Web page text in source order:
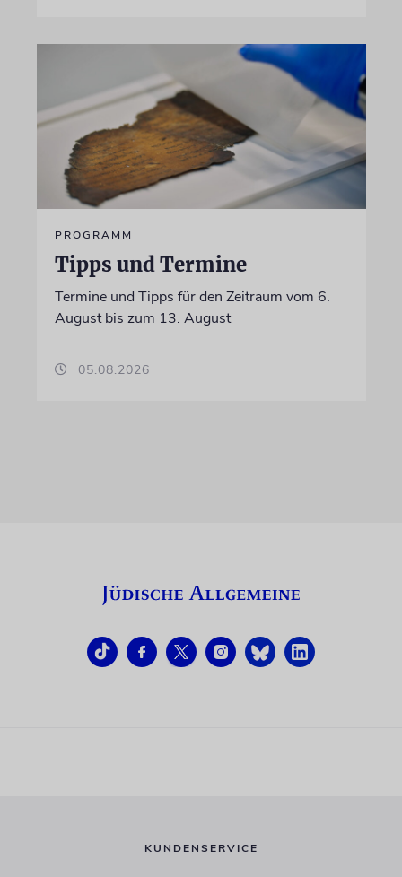
PROGRAMM
Tipps und Termine
Termine und Tipps für den Zeitraum vom 6.
August bis zum 13. August
05.08.2026
KUNDENSERVICE